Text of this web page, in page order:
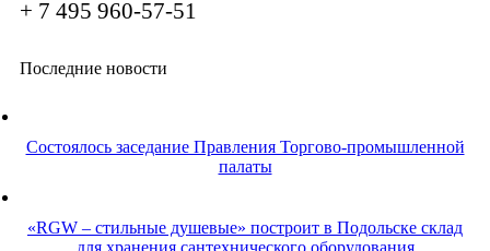
+ 7 495 960-57-51
Последние новости
Cостоялось заседание Правления Торгово-промышленной
палаты
«RGW – стильные душевые» построит в Подольске склад
для хранения сантехнического оборудования